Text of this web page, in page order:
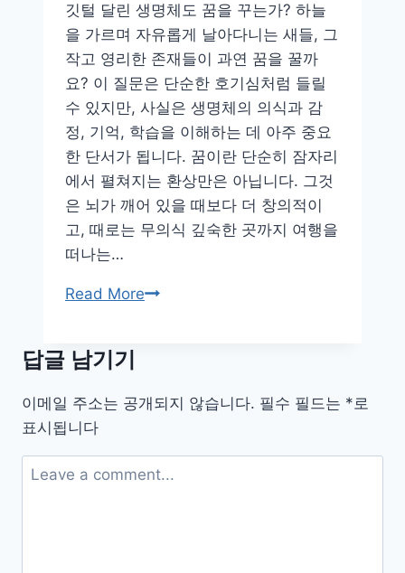
까
지,
철
새
이
동
경
로
의
모
깃털 달린 생명체도 꿈을 꾸는가? 하늘
을 가르며 자유롭게 날아다니는 새들, 그
작고 영리한 존재들이 과연 꿈을 꿀까
요? 이 질문은 단순한 호기심처럼 들릴
수 있지만, 사실은 생명체의 의식과 감
정, 기억, 학습을 이해하는 데 아주 중요
한 단서가 됩니다. 꿈이란 단순히 잠자리
에서 펼쳐지는 환상만은 아닙니다. 그것
은 뇌가 깨어 있을 때보다 더 창의적이
고, 때로는 무의식 깊숙한 곳까지 여행을
떠나는…
Read More작
상
답글 남기기
이메일 주소는 공개되지 않습니다. 필수 필드는 *로
표시됩니다